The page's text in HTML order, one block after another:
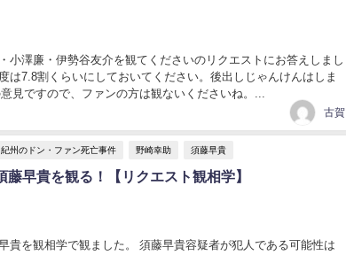
小澤廉・伊勢谷友介を観てくださいのリクエストにお答えしまし
は7.8割くらいにしておいてください。後出しじゃんけんはしま
見ですので、ファンの方は観ないくださいね。...
古賀
紀州のドン・ファン死亡事件 野崎幸助 須藤早貴
早貴を観る！【リクエスト観相学】
貴を観相学で観ました。 須藤早貴容疑者が犯人である可能性は